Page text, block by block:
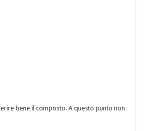
bene il composto. A questo punto non